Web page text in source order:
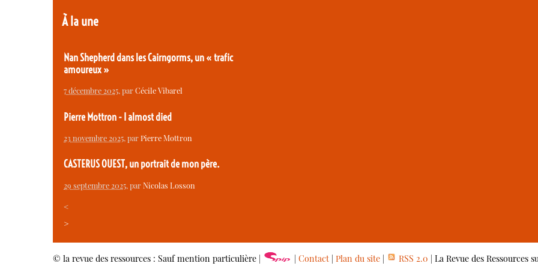
À la une
Nan Shepherd dans les Cairngorms, un « trafic
amoureux »
7 décembre 2025, parCécile Vibarel
Pierre Mottron - I almost died
23 novembre 2025, parPierre Mottron
CASTERUS OUEST, un portrait de mon père.
29 septembre 2025, parNicolas Losson
<
>
© la revue des ressources : Sauf mention particulière | |Contact |Plan du site | RSS 2.0 | La Revue des Ressources